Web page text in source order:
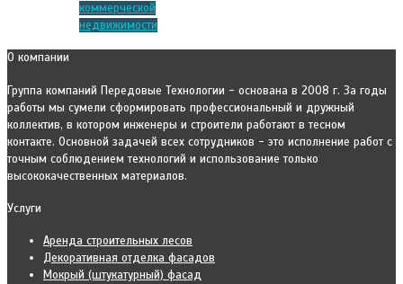
коммерческой
недвижимости
О компании
Группа компаний Передовые Технологии - основана в 2008 г. За годы
работы мы сумели сформировать профессиональный и дружный
коллектив, в котором инженеры и строители работают в тесном
контакте. Основной задачей всех сотрудников - это исполнение работ с
точным соблюдением технологий и использование только
высококачественных материалов.
Услуги
Аренда строительных лесов
Декоративная отделка фасадов
Мокрый (штукатурный) фасад